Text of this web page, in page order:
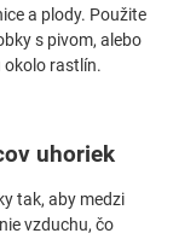
a plody. Použite
s pivom, alebo
okolo rastlín.
uhoriek
tak, aby medzi
vzduchu, čo